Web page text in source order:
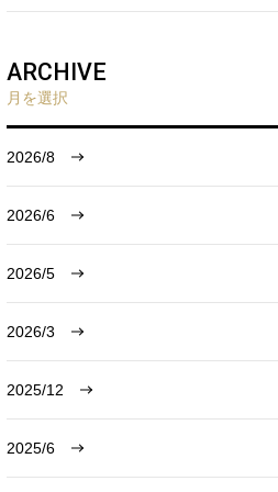
ARCHIVE
月を選択
2026/8
2026/6
2026/5
2026/3
2025/12
2025/6